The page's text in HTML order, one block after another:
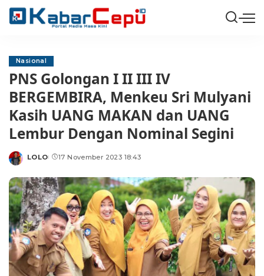
Nasional
PNS Golongan I II III IV
BERGEMBIRA, Menkeu Sri Mulyani
Kasih UANG MAKAN dan UANG
Lembur Dengan Nominal Segini
Posted
LOLO 17 November 2023 18:43